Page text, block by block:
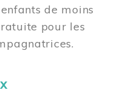
de moins
pour les